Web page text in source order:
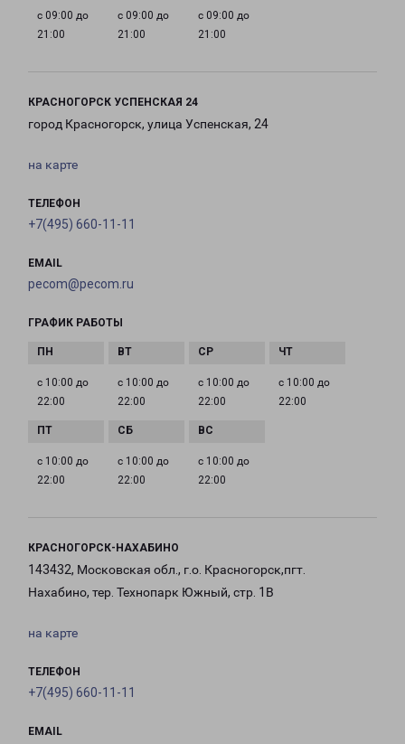
с 09:00 до
21:00
с 09:00 до
21:00
с 09:00 до
21:00
КРАСНОГОРСК УСПЕНСКАЯ 24
город Красногорск, улица Успенская, 24
на карте
ТЕЛЕФОН
+7(495) 660-11-11
EMAIL
pecom@pecom.ru
ГРАФИК РАБОТЫ
с 10:00 до
22:00
с 10:00 до
22:00
с 10:00 до
22:00
с 10:00 до
22:00
с 10:00 до
22:00
с 10:00 до
22:00
с 10:00 до
22:00
КРАСНОГОРСК-НАХАБИНО
143432, Московская обл., г.о. Красногорск,пгт.
Нахабино, тер. Технопарк Южный, стр. 1В
на карте
ТЕЛЕФОН
+7(495) 660-11-11
EMAIL